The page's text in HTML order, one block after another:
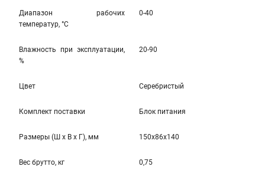
Диапазон рабочих
температур, °С
0-40
Влажность при эксплуатации,
%
20-90
Цвет Серебристый
Комплект поставки Блок питания
Размеры (Ш x В x Г), мм 150x86x140
Вес брутто, кг 0,75